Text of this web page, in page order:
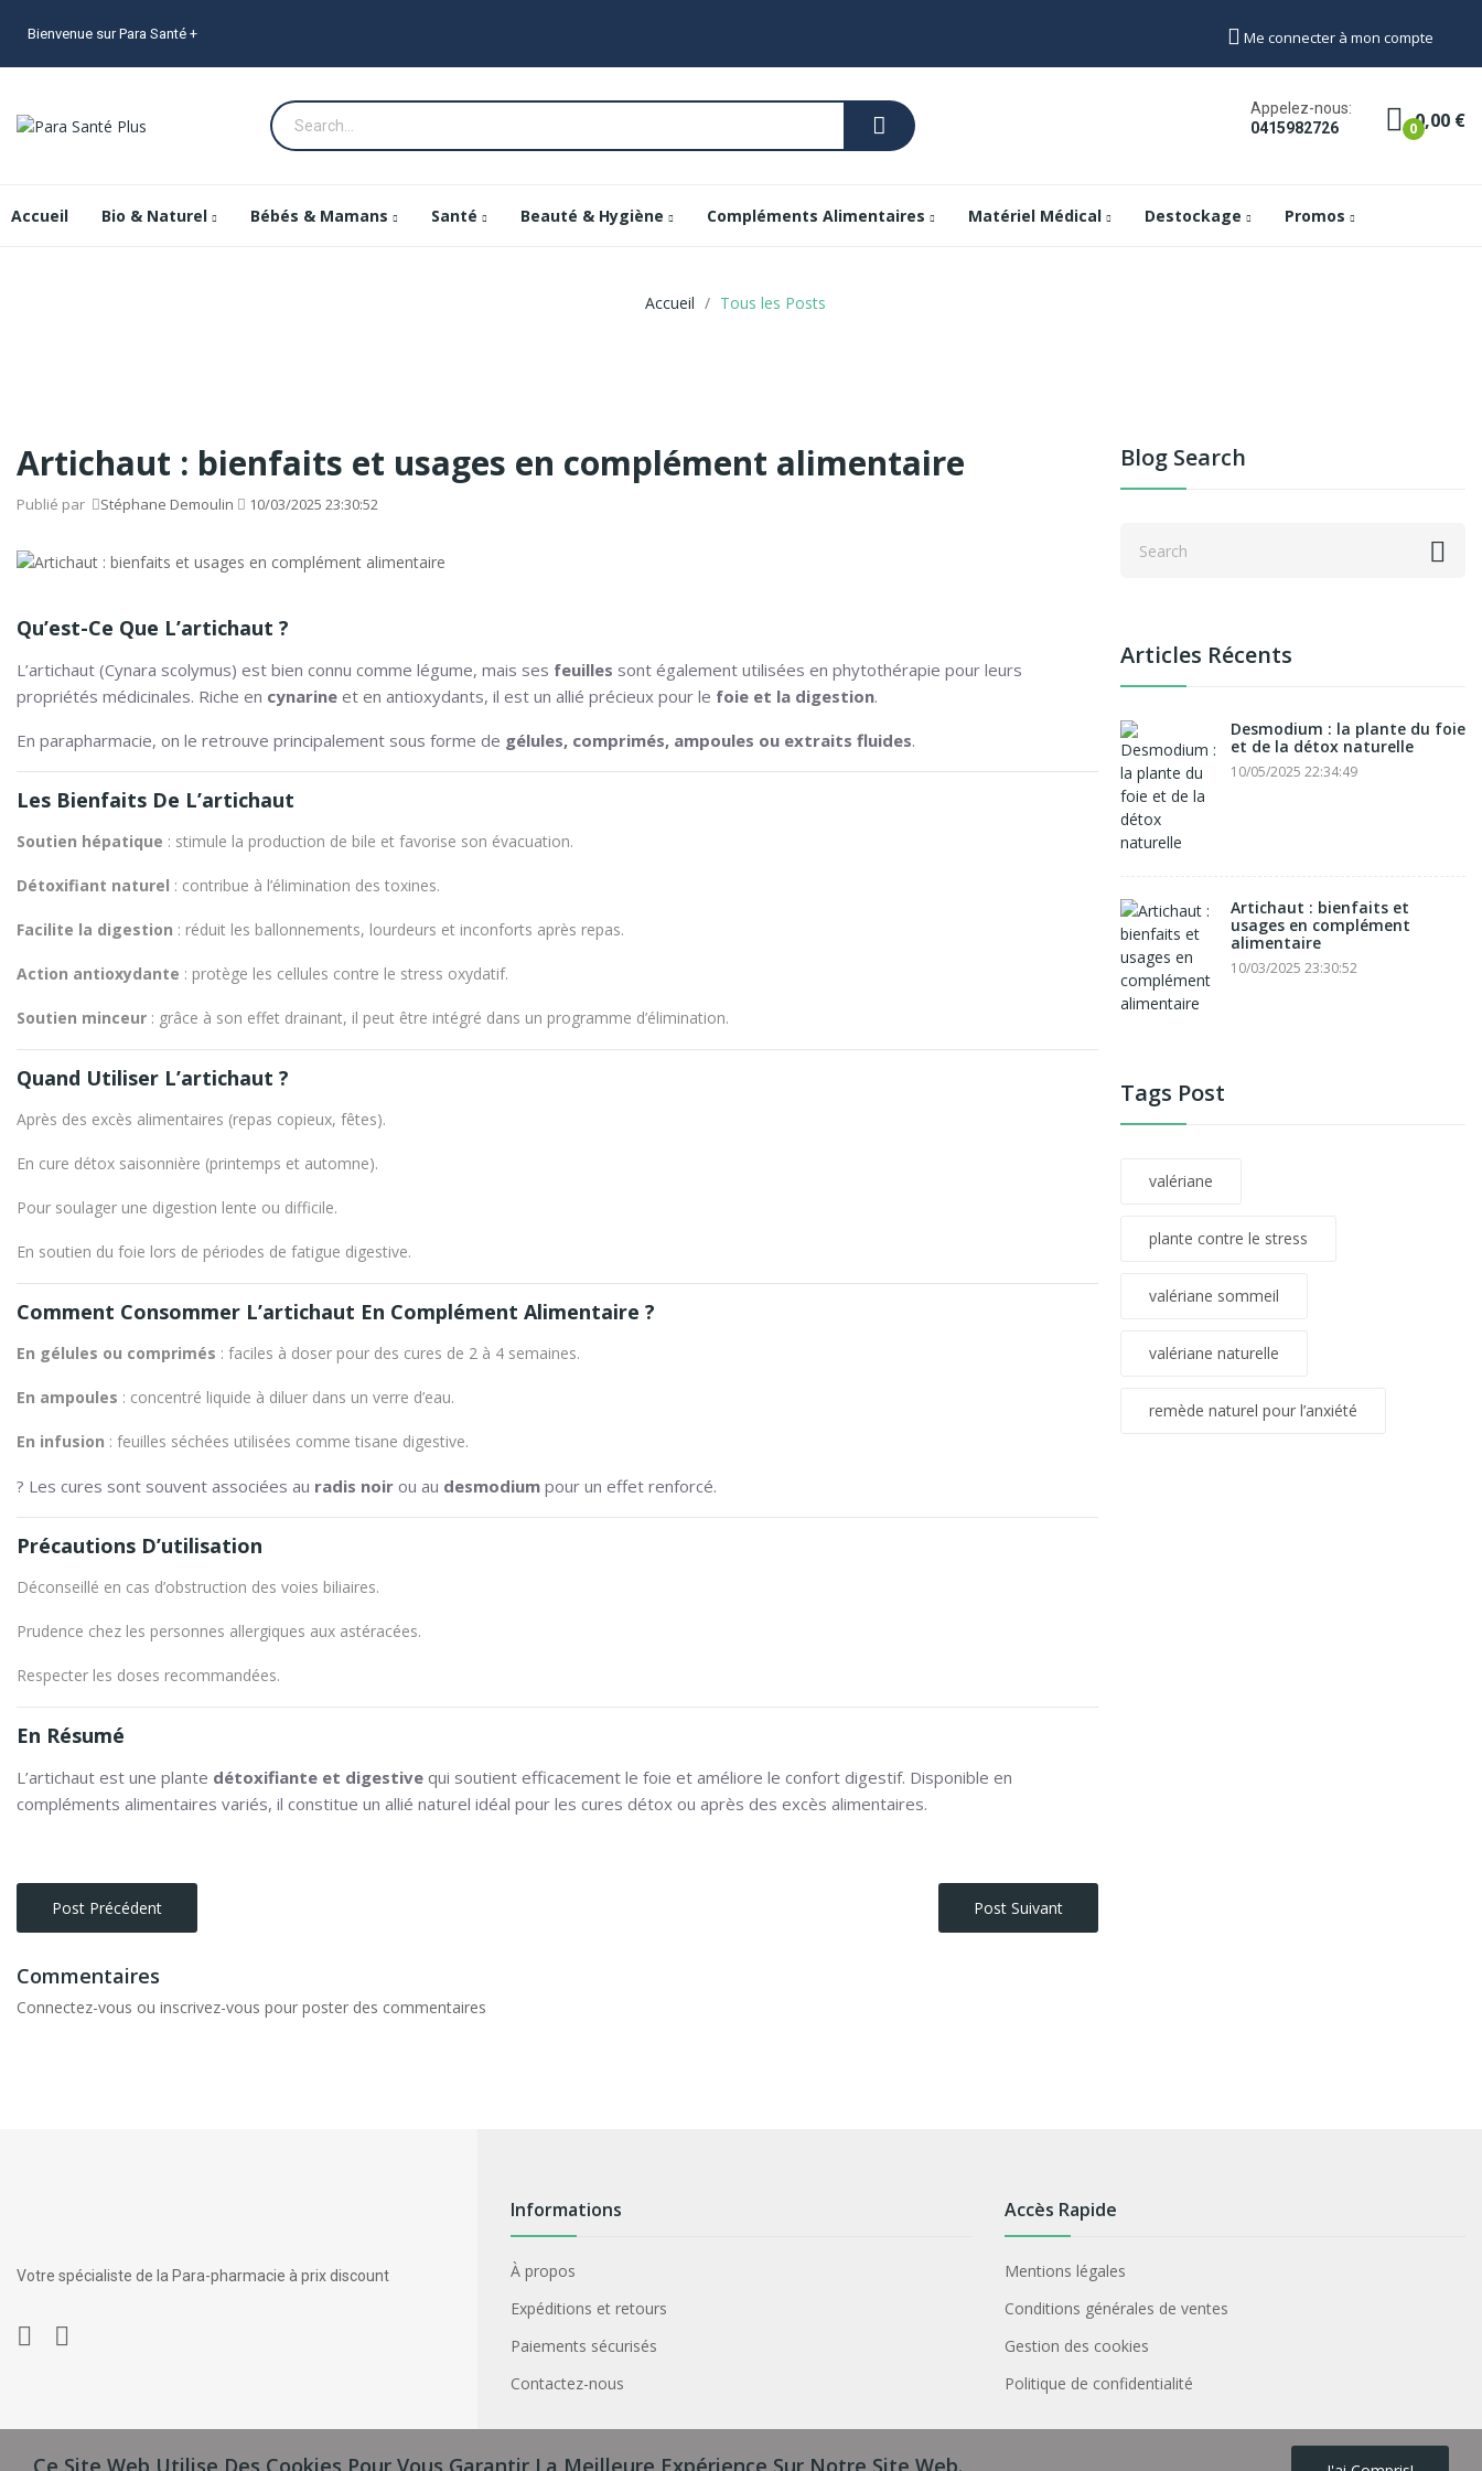
Bienvenue sur Para Santé + Me connecter à mon compte
Appelez-nous:
0415982726
0,00 €
0
Accueil Bio & Naturel Bébés & Mamans Santé Beauté & Hygiène Compléments Alimentaires Matériel Médical Destockage Promos
Accueil Tous les Posts
Artichaut : bienfaits et usages en complément alimentaire
Publié par Stéphane Demoulin 10/03/2025 23:30:52
Qu’est-Ce Que L’artichaut ?
L’artichaut (Cynara scolymus) est bien connu comme légume, mais ses feuilles sont également utilisées en phytothérapie pour leurs
propriétés médicinales. Riche en cynarine et en antioxydants, il est un allié précieux pour le foie et la digestion.
En parapharmacie, on le retrouve principalement sous forme de gélules, comprimés, ampoules ou extraits fluides.
Les Bienfaits De L’artichaut
Soutien hépatique : stimule la production de bile et favorise son évacuation.
Détoxifiant naturel : contribue à l’élimination des toxines.
Facilite la digestion : réduit les ballonnements, lourdeurs et inconforts après repas.
Action antioxydante : protège les cellules contre le stress oxydatif.
Soutien minceur : grâce à son effet drainant, il peut être intégré dans un programme d’élimination.
Quand Utiliser L’artichaut ?
Après des excès alimentaires (repas copieux, fêtes).
En cure détox saisonnière (printemps et automne).
Pour soulager une digestion lente ou difficile.
En soutien du foie lors de périodes de fatigue digestive.
Comment Consommer L’artichaut En Complément Alimentaire ?
En gélules ou comprimés : faciles à doser pour des cures de 2 à 4 semaines.
En ampoules : concentré liquide à diluer dans un verre d’eau.
En infusion : feuilles séchées utilisées comme tisane digestive.
? Les cures sont souvent associées au radis noir ou au desmodium pour un effet renforcé.
Précautions D’utilisation
Déconseillé en cas d’obstruction des voies biliaires.
Prudence chez les personnes allergiques aux astéracées.
Respecter les doses recommandées.
En Résumé
L’artichaut est une plante détoxifiante et digestive qui soutient efficacement le foie et améliore le confort digestif. Disponible en
compléments alimentaires variés, il constitue un allié naturel idéal pour les cures détox ou après des excès alimentaires.
Post Précédent Post Suivant
Commentaires
Connectez-vous ou inscrivez-vous pour poster des commentaires
Blog Search
Articles Récents
Desmodium : la plante du foie
et de la détox naturelle
10/05/2025 22:34:49
Artichaut : bienfaits et
usages en complément
alimentaire
10/03/2025 23:30:52
Tags Post
valériane
plante contre le stress
valériane sommeil
valériane naturelle
remède naturel pour l’anxiété
Votre spécialiste de la Para-pharmacie à prix discount
Informations
À propos
Expéditions et retours
Paiements sécurisés
Contactez-nous
Accès Rapide
Mentions légales
Conditions générales de ventes
Gestion des cookies
Politique de confidentialité
Ce Site Web Utilise Des Cookies Pour Vous Garantir La Meilleure Expérience Sur Notre Site Web.